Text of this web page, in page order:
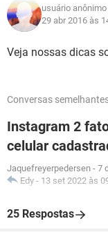
usuário anônimo
29 abr 2016 às
Veja nossas dicas
Conversas
Instagram 2
celular
Jaquefreyerpedersen - 7
Edy - 13 set 2022 às
25 Respostas